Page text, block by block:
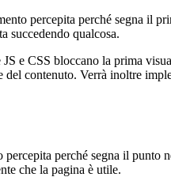
percepita perché segna il
succedendo qualcosa.
e CSS bloccano la prima
del contenuto. Verrà inoltre
perché segna il
che la pagina è utile.